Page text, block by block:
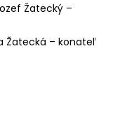
Žatecký –
konateľ